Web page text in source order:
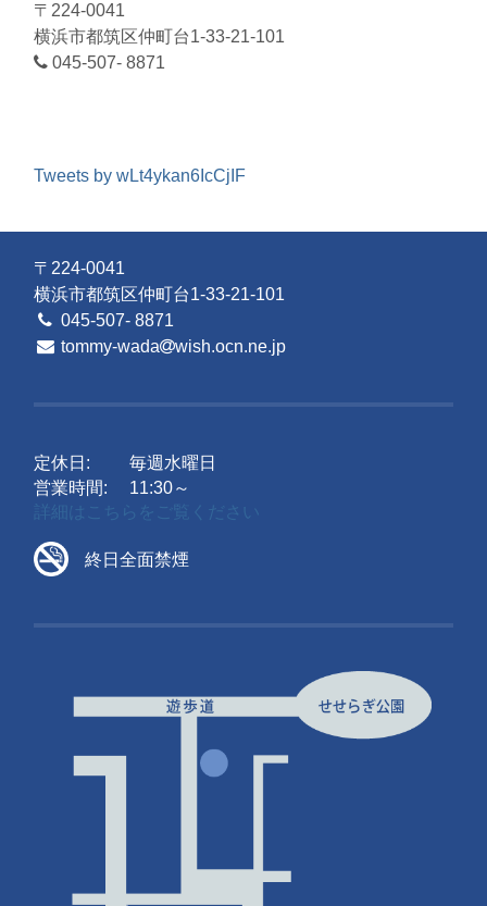
〒224-0041
横浜市都筑区仲町台1-33-21-101
045-507- 8871
Tweets by wLt4ykan6IcCjIF
〒224-0041
横浜市都筑区仲町台1-33-21-101
045-507- 8871
tommy-wada
wish.ocn.ne.jp
定休日:
毎週水曜日
営業時間:
11:30～
詳細はこちらをご覧ください
終日全面禁煙